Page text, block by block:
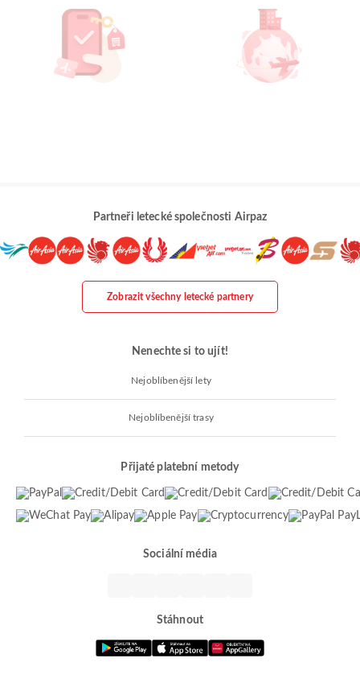
Partneři letecké společnosti Airpaz
Zobrazit všechny letecké partnery
Nenechte si to ujít!
Nejoblíbenější lety
Nejoblíbenější trasy
Přijaté platební metody
Sociální média
Stáhnout